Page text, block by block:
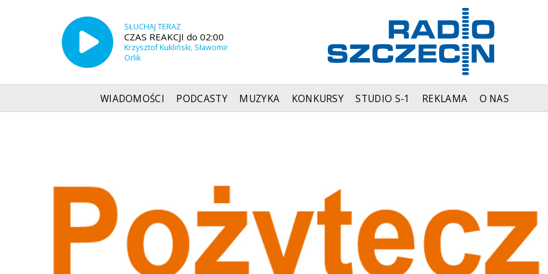
SŁUCHAJ TERAZ
CZAS REAKCJI do 02:00
Krzysztof Kukliński, Sławomir
Orlik
WIADOMOŚCI PODCASTY MUZYKA KONKURSY STUDIO S-1 REKLAMA O NAS